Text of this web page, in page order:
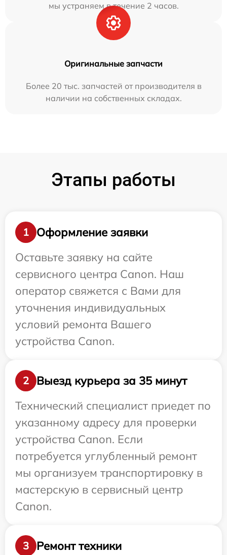
мы устраняем в течение 2 часов.
Оригинальные запчасти
Более 20 тыс. запчастей от производителя в
наличии на собственных складах.
Этапы работы
1
Оформление заявки
Оставьте заявку на сайте
сервисного центра Canon. Наш
оператор свяжется с Вами для
уточнения индивидуальных
условий ремонта Вашего
устройства Canon.
2
Выезд курьера за 35 минут
Технический специалист приедет по
указанному адресу для проверки
устройства Canon. Если
потребуется углубленный ремонт
мы организуем транспортировку в
мастерскую в сервисный центр
Canon.
3 Ремонт техники